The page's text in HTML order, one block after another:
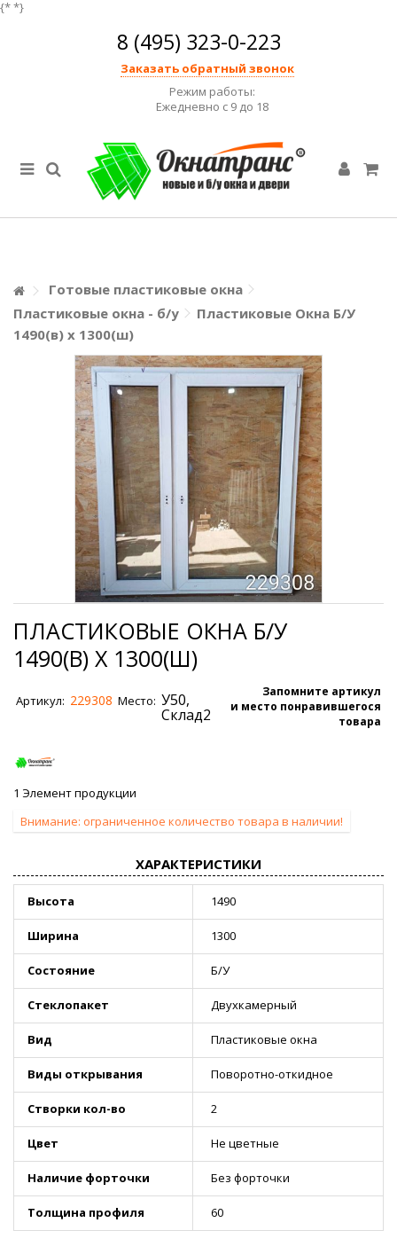
{**}
8 (495) 323-0-223
Заказать обратный звонок
Режим работы:
Ежедневно с 9 до 18
Готовые пластиковые окна
Пластиковые окна - б/у
Пластиковые Окна Б/У
1490(в) х 1300(ш)
ПЛАСТИКОВЫЕ ОКНА Б/У
1490(В) Х 1300(Ш)
Артикул: 229308 Место: У50,
Склад2
Запомните артикул
и место понравившегося
товара
1 Элемент продукции
Внимание: ограниченное количество товара в наличии!
ХАРАКТЕРИСТИКИ
Высота 1490
Ширина 1300
Состояние Б/У
Стеклопакет Двухкамерный
Вид Пластиковые окна
Виды открывания Поворотно-откидное
Створки кол-во 2
Цвет Не цветные
Наличие форточки Без форточки
Толщина профиля 60